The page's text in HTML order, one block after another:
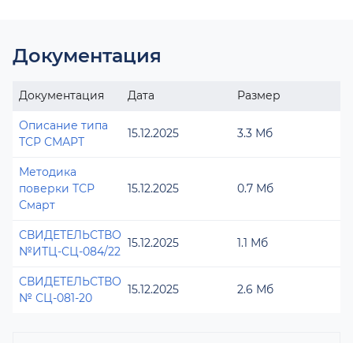
Документация
Документация Дата Размер
Описание типа
ТСР СМАРТ
15.12.2025 3.3 Мб
Методика
поверки ТСР
Смарт
15.12.2025 0.7 Мб
СВИДЕТЕЛЬСТВО
№ИТЦ-СЦ-084/22
15.12.2025 1.1 Мб
СВИДЕТЕЛЬСТВО
№ СЦ-081-20
15.12.2025 2.6 Мб